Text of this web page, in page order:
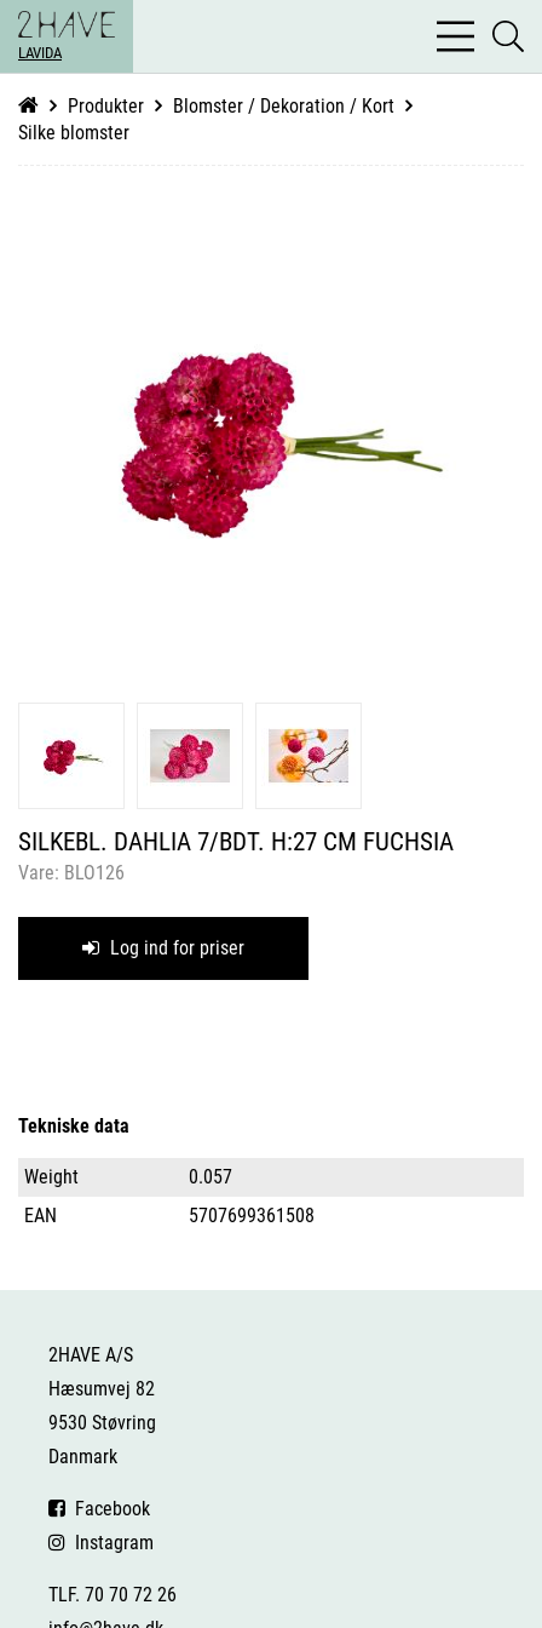
LAVIDA
bars
light
Produkter
Blomster / Dekoration / Kort
Silke blomster
SILKEBL. DAHLIA 7/BDT. H:27 CM FUCHSIA
Vare: BLO126
Log ind for priser
Tekniske data
Weight
0.057
EAN
5707699361508
2HAVE A/S
Hæsumvej 82
9530 Støvring
Danmark
Facebook
Instagram
TLF. 70 70 72 26